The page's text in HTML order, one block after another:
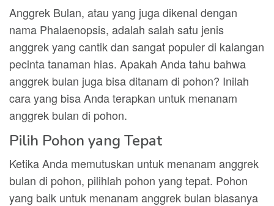
Anggrek Bulan, atau yang juga dikenal dengan
nama Phalaenopsis, adalah salah satu jenis
anggrek yang cantik dan sangat populer di kalangan
pecinta tanaman hias. Apakah Anda tahu bahwa
anggrek bulan juga bisa ditanam di pohon? Inilah
cara yang bisa Anda terapkan untuk menanam
anggrek bulan di pohon.
Pilih Pohon yang Tepat
Ketika Anda memutuskan untuk menanam anggrek
bulan di pohon, pilihlah pohon yang tepat. Pohon
yang baik untuk menanam anggrek bulan biasanya